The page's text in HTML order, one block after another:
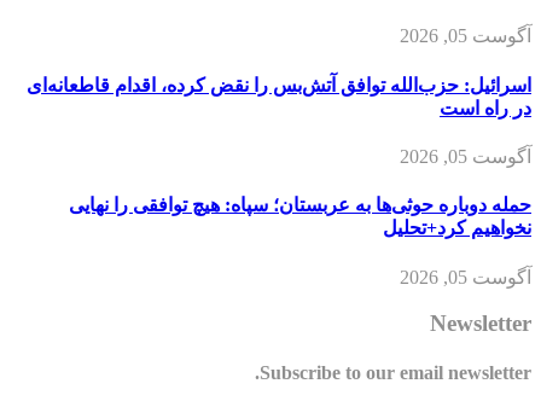
آگوست 05, 2026
اسرائیل: حزب‌الله توافق آتش‌بس را نقض کرده، اقدام قاطعانه‌ای
در راه است
آگوست 05, 2026
حمله دوباره حوثی‌ها به عربستان؛ سپاه: هیچ توافقی را نهایی
نخواهیم کرد+تحلیل
آگوست 05, 2026
Newsletter
Subscribe to our email newsletter.